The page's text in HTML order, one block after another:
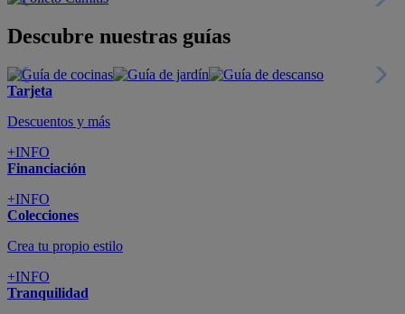
Descubre nuestras guías
Tarjeta
Descuentos y más
+INFO
Financiación
+INFO
Colecciones
Crea tu propio estilo
+INFO
Tranquilidad